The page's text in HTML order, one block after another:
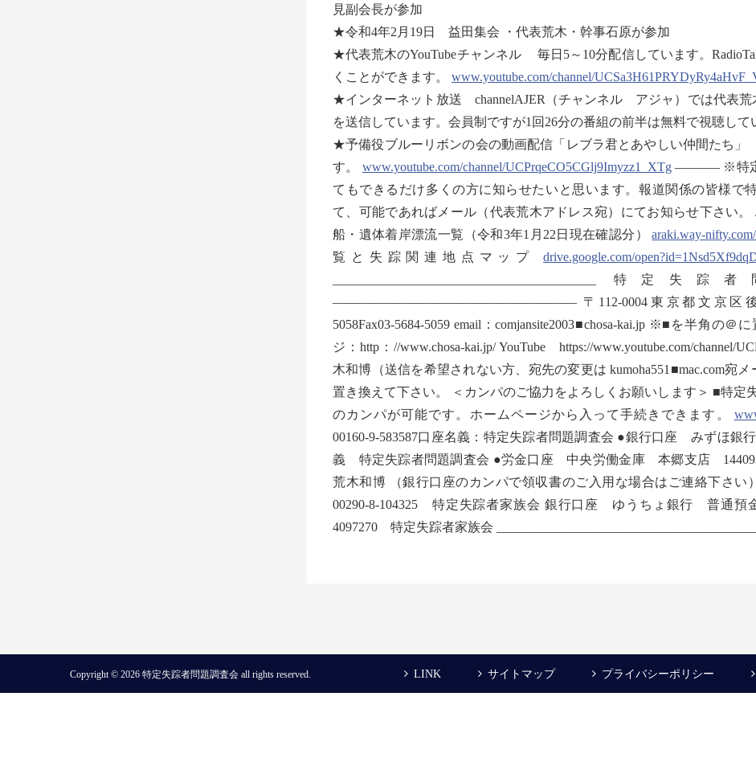
見副会長が参加
★令和4年2月19日 益田集会 ・代表荒木・幹事石原が参加
★代表荒木のYouTubeチャンネル 毎日5～10分配信しています。
くことができます。 www.youtube.com/channel/
★インターネット放送 channelAJER（チャンネル アジャ）では代表荒
を送信しています。会員制ですが1回26分の番組の前半は無料で視聴して
★予備役ブルーリボンの会の動画配信「レブラ君とあやしい仲間たち」
す。 www.youtube.com/channel/UCPrqeCO5CGlj9Imyzz1_XTg———– ※特定
てもできるだけ多くの方に知らせたいと思います。報道関係の皆様で
て、可能であればメール（代表荒木アドレス宛）にてお知らせ下さい。
船・遺体着岸漂流一覧（令和3年1月22日現在確認分）araki.way-
覧と失踪関連地点マップ drive.google.com/
_________________________________________
——————————————————— 〒112-0004東京都文京区後楽2-
5058Fax03-5684-5059 email：comjansite2003■chosa-kai.jp ※■を半角の
ジ：http：//www.chosa-kai.jp/ YouTube https://www.youtube.com/channel/
木和博（送信を希望されない方、宛先の変更は kumoha551■mac.com宛
置き換えて下さい。 ＜カンパのご協力をよろしくお願いします＞ ■特定
のカンパが可能です。ホームページから入って手続きできます。
00160-9-583587口座名義：特定失踪者問題調査会 ●銀行口座 みず
義 特定失踪者問題調査会 ●労金口座 中央労働金庫 本郷支店
荒木和博 （銀行口座のカンパで領収書のご入用な場合はご連絡下さ
00290-8-104325 特定失踪者家族会 銀行口座 ゆうちょ銀行 普通
4097270 特定失踪者家族会
Copyright © 2026 特定失踪者問題調査会 all rights reserved. LINK サイトマップ プライバシーポリシー